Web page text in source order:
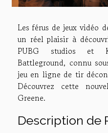
Les férus de jeux vidéo
un réel plaisir à
PUBG studios et
Battleground, connu
jeu en ligne de tir
Découvrez cette
Greene.
Description de